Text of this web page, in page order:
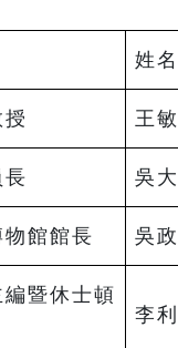
姓名
王
吳
館館長 吳
暨休士頓
李